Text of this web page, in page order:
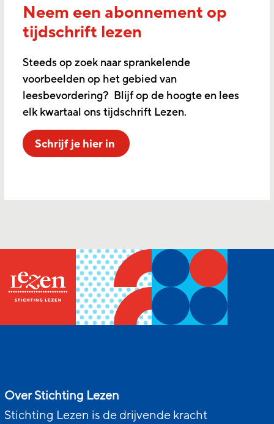
Neem een abonnement op
tijdschrift lezen
Steeds op zoek naar sprankelende
voorbeelden op het gebied van
leesbevordering? Blijf op de hoogte en lees
elk kwartaal ons tijdschrift Lezen.
Schrijf je hier in
Over Stichting Lezen
Stichting Lezen is de drijvende kracht